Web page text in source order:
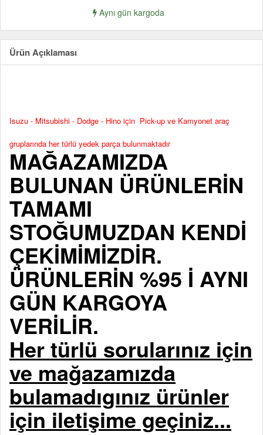
Aynı gün kargoda
Ürün Açıklaması
Isuzu - Mitsubishi - Dodge - Hino için Pick-up ve Kamyonet araç
gruplarında her türlü yedek parça bulunmaktadır
MAĞAZAMIZDA
BULUNAN ÜRÜNLERİN
TAMAMI
STOĞUMUZDAN KENDİ
ÇEKİMİMİZDİR.
ÜRÜNLERİN %95 İ AYNI
GÜN KARGOYA
VERİLİR.
Her türlü sorularınız için
ve mağazamızda
bulamadıgınız ürünler
için iletişime geçiniz...